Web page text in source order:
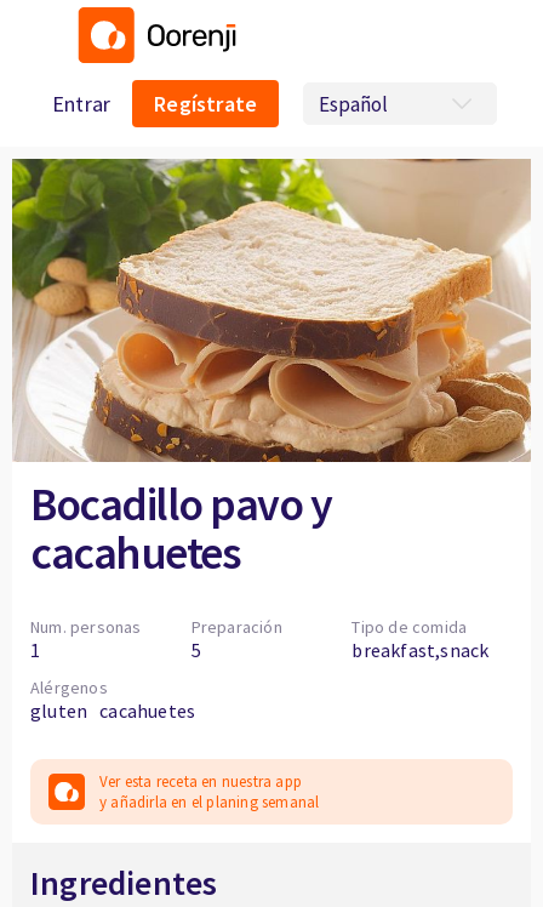
Entrar Regístrate
Bocadillo pavo y
cacahuetes
Num. personas
1
Preparación
5
Tipo de comida
breakfast,snack
Alérgenos
gluten cacahuetes
Ver esta receta en nuestra app
y añadirla en el planing semanal
Ingredientes